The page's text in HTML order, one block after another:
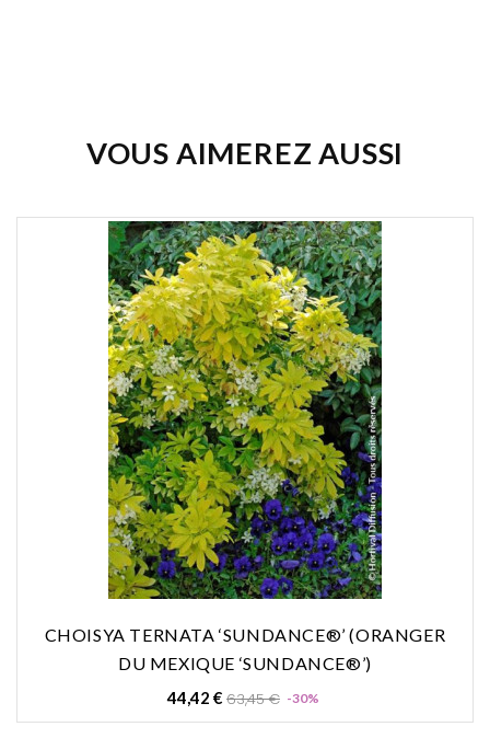
VOUS AIMEREZ AUSSI
CHOISYA TERNATA ‘SUNDANCE®’ (ORANGER
DU MEXIQUE ‘SUNDANCE®’)
44,42 € Prix
63,45 € -30%